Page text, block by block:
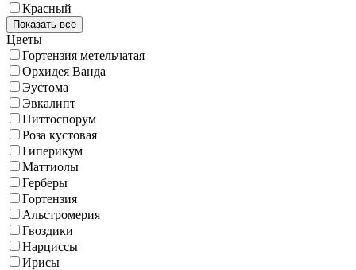
Красный
Показать все
Цветы
Гортензия метельчатая
Орхидея Ванда
Эустома
Эвкалипт
Питтоспорум
Роза кустовая
Гиперикум
Маттиолы
Герберы
Гортензия
Альстромерия
Гвоздики
Нарциссы
Ирисы